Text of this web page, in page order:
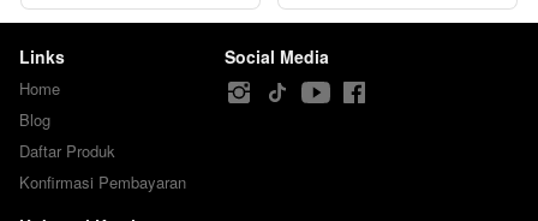
Links
Home
Blog
Daftar Produk
Konfirmasi Pembayaran
Social Media